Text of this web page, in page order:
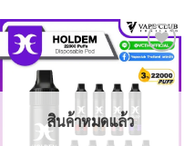
Add
to
wishlist
สินค้าหมดแล้ว